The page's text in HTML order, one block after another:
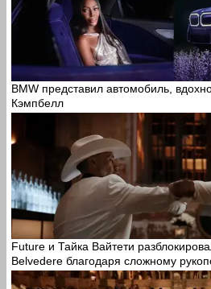
BMW представил автомобиль,
Кэмпбелл
Future и Тайка Вайтети
Belvedere благодаря сложному